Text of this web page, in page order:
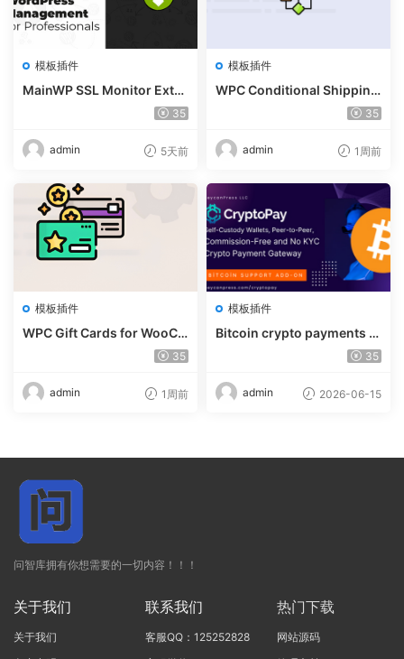
模板插件
MainWP SSL Monitor Exte
35
admin 5天前
模板插件
WPC Conditional Shipping
& Payments (Premium) v1.
35
admin 1周前
模板插件
WPC Gift Cards for WooCo
mmerce (Premium) v1.0.235
admin 1周前
模板插件
Bitcoin crypto payments s
upport for CryptoPay v1.4.
35
admin 2026-06-15
问智库拥有你想需要的一切内容！！！
关于我们
关于我们
联系我们
客服QQ：125252828
热门下载
网站源码